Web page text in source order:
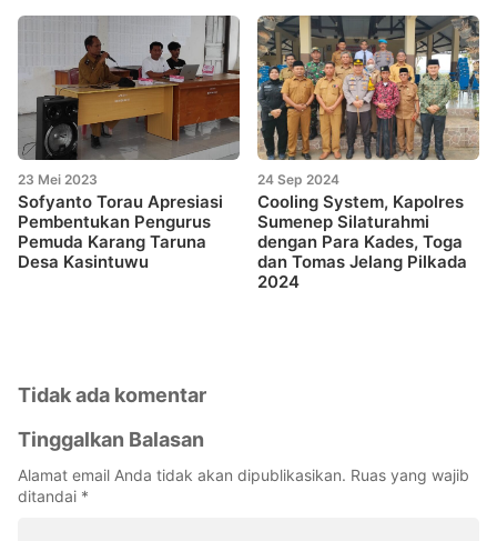
23 Mei 2023
Sofyanto Torau Apresiasi
Pembentukan Pengurus
Pemuda Karang Taruna
Desa Kasintuwu
24 Sep 2024
Cooling System, Kapolres
Sumenep Silaturahmi
dengan Para Kades, Toga
dan Tomas Jelang Pilkada
2024
Tidak ada komentar
Tinggalkan Balasan
Alamat email Anda tidak akan dipublikasikan. Ruas yang wajib
ditandai *